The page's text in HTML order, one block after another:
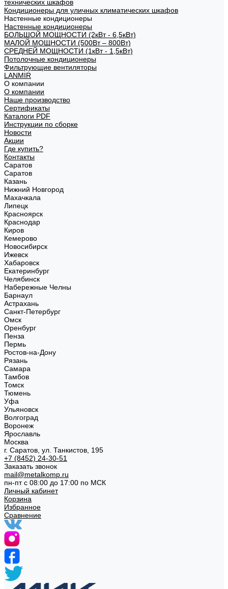
технических шкафов
Кондиционеры для уличных климатических шкафов
Настенные кондиционеры
Настенные кондиционеры
БОЛЬШОЙ МОЩНОСТИ (2кВт - 6,5кВт)
МАЛОЙ МОЩНОСТИ (500Вт – 800Вт)
СРЕДНЕЙ МОЩНОСТИ (1кВт - 1,5кВт)
Потолочные кондиционеры
Фильтрующие вентиляторы
LANMIR
О компании
О компании
Наше производство
Сертификаты
Каталоги PDF
Инструкции по сборке
Новости
Акции
Где купить?
Контакты
Саратов
Саратов
Казань
Нижний Новгород
Махачкала
Липецк
Красноярск
Краснодар
Киров
Кемерово
Новосибирск
Ижевск
Хабаровск
Екатеринбург
Челябинск
Набережные Челны
Барнаул
Астрахань
Санкт-Петербург
Омск
Оренбург
Пенза
Пермь
Ростов-на-Дону
Рязань
Самара
Тамбов
Томск
Тюмень
Уфа
Ульяновск
Волгоград
Воронеж
Ярославль
Москва
г. Саратов, ул. Танкистов, 195
+7 (8452) 24-30-51
Заказать звонок
mail@metalkomp.ru
пн-пт с 08:00 до 17:00 по МСК
Личный кабинет
Корзина
Избранное
Сравнение